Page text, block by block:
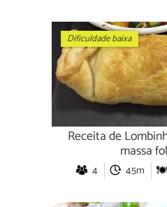
Dificuldade baixa
Receita de
massa
4 45m